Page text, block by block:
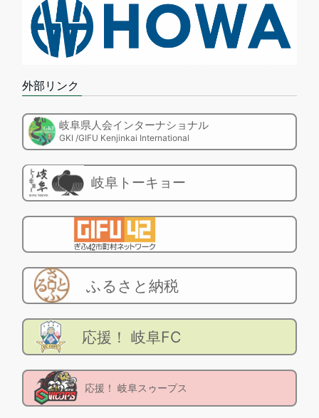
外部リンク
岐阜県人会インターナショナル
GKI /GIFU Kenjinkai International
岐阜トーキョー
ふるさと納税
応援！ 岐阜FC
応援！ 岐阜スゥープス